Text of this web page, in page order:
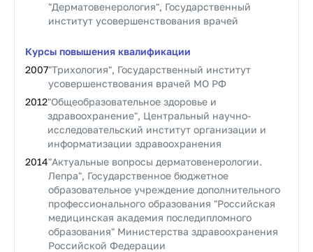
"Дерматовенерология", Государственный
институт усовершенствования врачей
Курсы повышения квалификации
2007"Трихология", Государственный институт
усовершенствования врачей МО РФ
2012"Общеобразовательное здоровье и
здравоохранение", Центральный научно-
исследовательский институт организации и
информатизации здравоохранения
2014"Актуальные вопросы дерматовенерологии.
Лепра", Государственное бюджетное
образовательное учреждение дополнительного
профессионального образования "Российская
медицинская академия последипломного
образования" Министерства здравоохранения
Российской Федерации